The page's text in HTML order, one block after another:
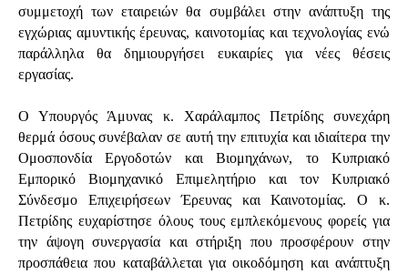
συμμετοχή των εταιρειών θα συμβάλει στην ανάπτυξη της
εγχώριας αμυντικής έρευνας, καινοτομίας και τεχνολογίας ενώ
παράλληλα θα δημιουργήσει ευκαιρίες για νέες θέσεις
εργασίας.
Ο Υπουργός Άμυνας κ. Χαράλαμπος Πετρίδης συνεχάρη
θερμά όσους συνέβαλαν σε αυτή την επιτυχία και ιδιαίτερα την
Ομοσπονδία Εργοδοτών και Βιομηχάνων, το Κυπριακό
Εμπορικό Βιομηχανικό Επιμελητήριο και τον Κυπριακό
Σύνδεσμο Επιχειρήσεων Έρευνας και Καινοτομίας. Ο κ.
Πετρίδης ευχαρίστησε όλους τους εμπλεκόμενους φορείς για
την άψογη συνεργασία και στήριξη που προσφέρουν στην
προσπάθεια που καταβάλλεται για οικοδόμηση και ανάπτυξη